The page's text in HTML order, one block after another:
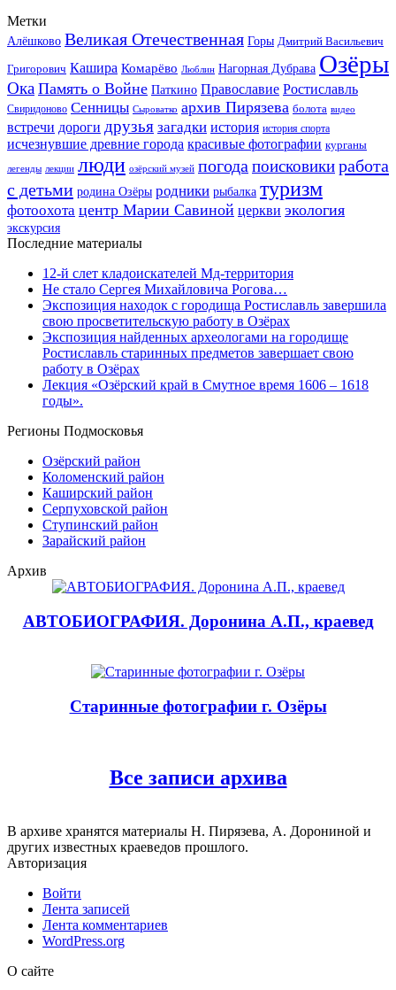
Метки
Алёшково Великая Отечественная Горы Дмитрий Васильевич
Григорович Кашира Комарёво Люблин Нагорная Дубрава Озёры
Ока Память о Войне Паткино Православие Ростиславль
Свиридоново Сенницы Сыроватко архив Пирязева болота видео
встречи дороги друзья загадки история история спорта
исчезнувшие древние города красивые фотографии курганы
легенды лекции люди озёрский музей погодапоисковикиработа
с детьми родина Озёры родники рыбалка туризм
фотоохота центр Марии Савиной церкви экология
экскурсия
Последние материалы
12-й слет кладоискателей Мд-территория
Не стало Сергея Михайловича Рогова…
Экспозиция находок с городища Ростиславль завершила
свою просветительскую работу в Озёрах
Экспозиция найденных археологами на городище
Ростиславль старинных предметов завершает свою
работу в Озёрах
Лекция «Озёрский край в Смутное время 1606 – 1618
годы».
Регионы Подмосковья
Озёрский район
Коломенский район
Каширский район
Серпуховской район
Ступинский район
Зарайский район
Архив
АВТОБИОГРАФИЯ. Доронина А.П., краевед
Старинные фотографии г. Озёры
Все записи архива
В архиве хранятся материалы Н. Пирязева, А. Дорониной и
других известных краеведов прошлого.
Авторизация
Войти
Лента записей
Лента комментариев
WordPress.org
О сайте